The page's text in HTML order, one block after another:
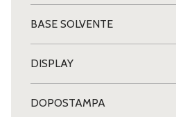
BASE SOLVENTE
DISPLAY
DOPOSTAMPA